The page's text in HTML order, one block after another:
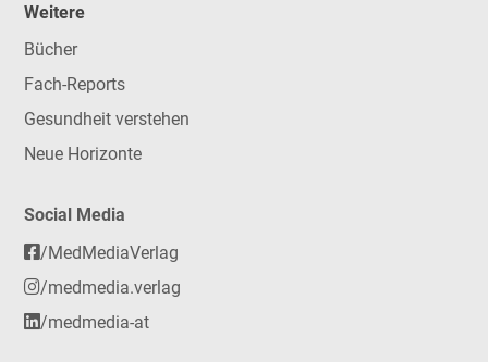
Weitere
Bücher
Fach-Reports
Gesundheit verstehen
Neue Horizonte
Social Media
/MedMediaVerlag
/medmedia.verlag
/medmedia-at